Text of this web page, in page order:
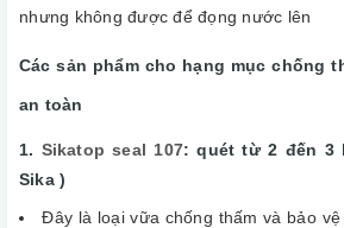
nhưng không được để đọng nước lên
Các sản phẩm cho hạng mục chống
an toàn
1. Sikatop seal 107: quét từ 2 đến 3
Sika )
Đây là loại vữa chống thấm và bảo